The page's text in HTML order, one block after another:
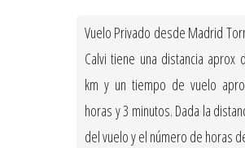
Vuelo Privado desde Madrid
Calvi tiene una distancia aprox
km y un tiempo de vuelo
horas y 3 minutos. Dada la
del vuelo y el número de horas